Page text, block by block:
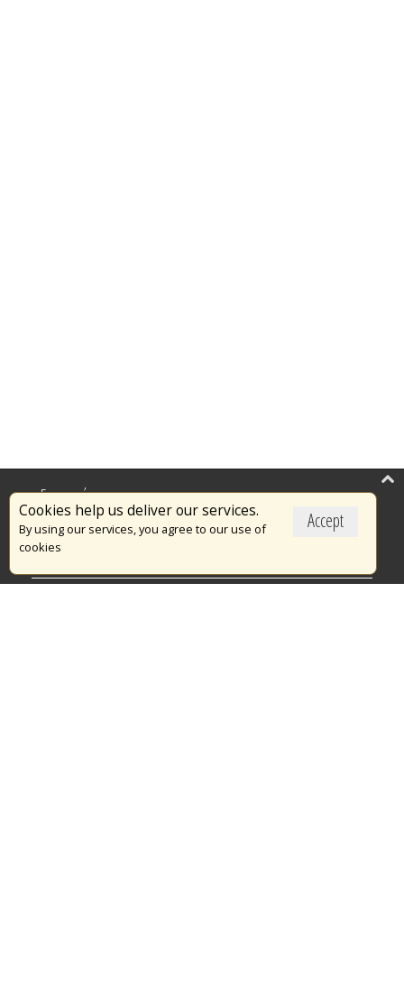
Accept
Cookies help us deliver our services.
By using our services, you agree to our use of
cookies
Επικαιρότητα
Το Πυροσβεστικό Σώμα